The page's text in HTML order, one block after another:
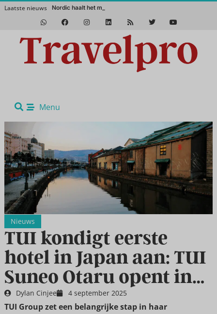
Laatste nieuws Nordic haalt het magische Noor
Menu
Nieuws
TUI kondigt eerste
hotel in Japan aan: TUI
Suneo Otaru opent in…
Dylan Cinjee 4 september 2025
TUI Group zet een belangrijke stap in haar